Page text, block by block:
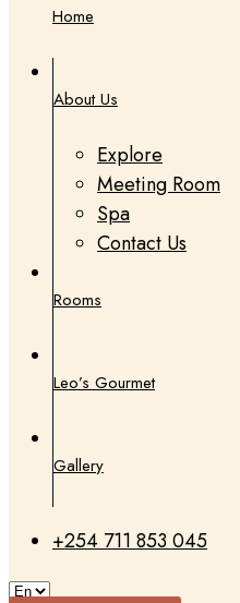
Home
About Us
Explore
Meeting Room
Spa
Contact Us
Rooms
Leo’s Gourmet
Gallery
+254 711 853 045